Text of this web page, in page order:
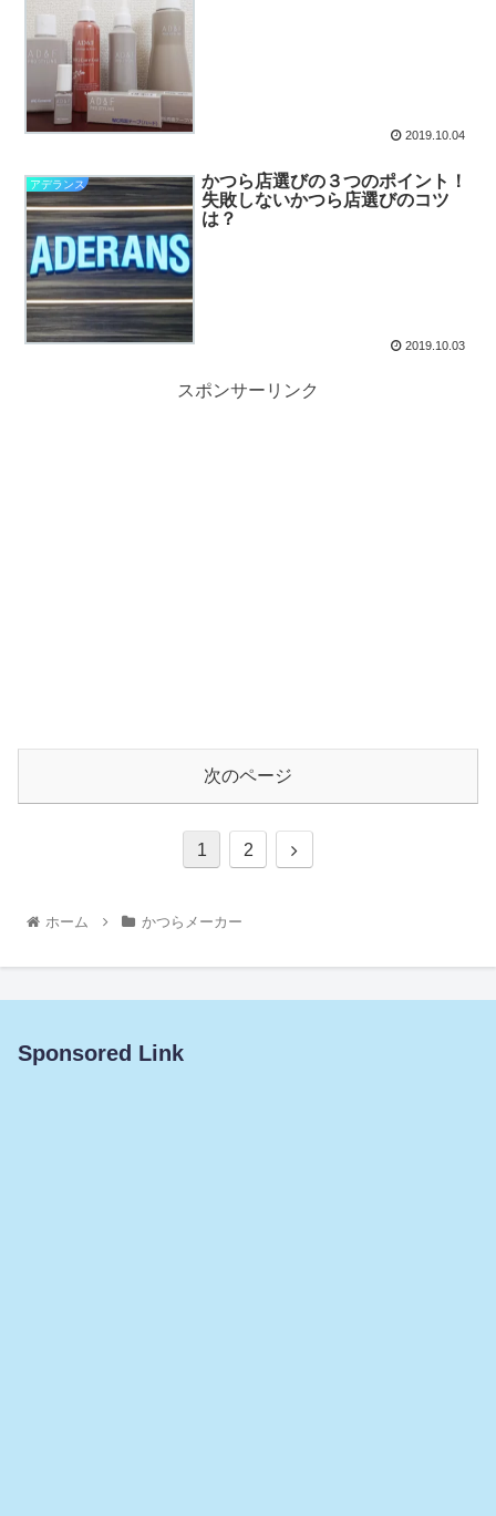
2019.10.04
アデランス
かつら店選びの３つのポイント！
失敗しないかつら店選びのコツ
は？
2019.10.03
スポンサーリンク
次のページ
1 2
ホーム かつらメーカー
Sponsored Link